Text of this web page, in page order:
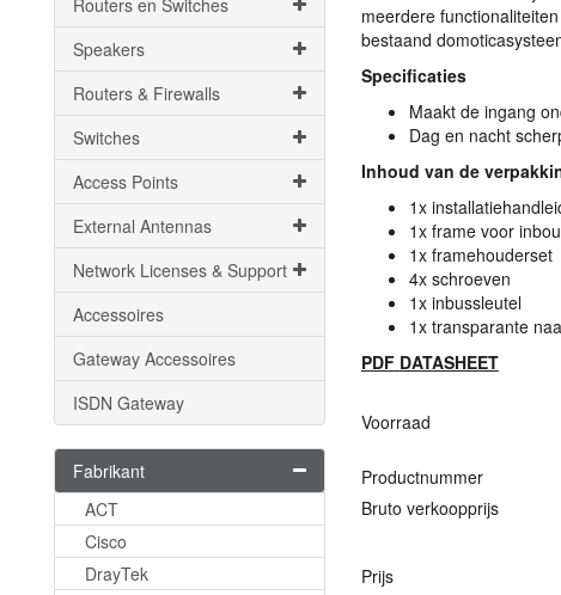
Routers en Switches
Speakers
Routers & Firewalls
Switches
Access Points
External Antennas
Network Licenses & Support
Accessoires
Gateway Accessoires
ISDN Gateway
Fabrikant
ACT
Cisco
DrayTek
meerdere
bestaand
Specificaties
Maakt de ingang
Dag en nacht
Inhoud van de
1x
1x frame voor
1x framehouderset
4x schroeven
1x inbussleutel
1x transparante
PDF DATASHEET
Voorraad
Productnummer
Bruto verkoopprijs
Prijs